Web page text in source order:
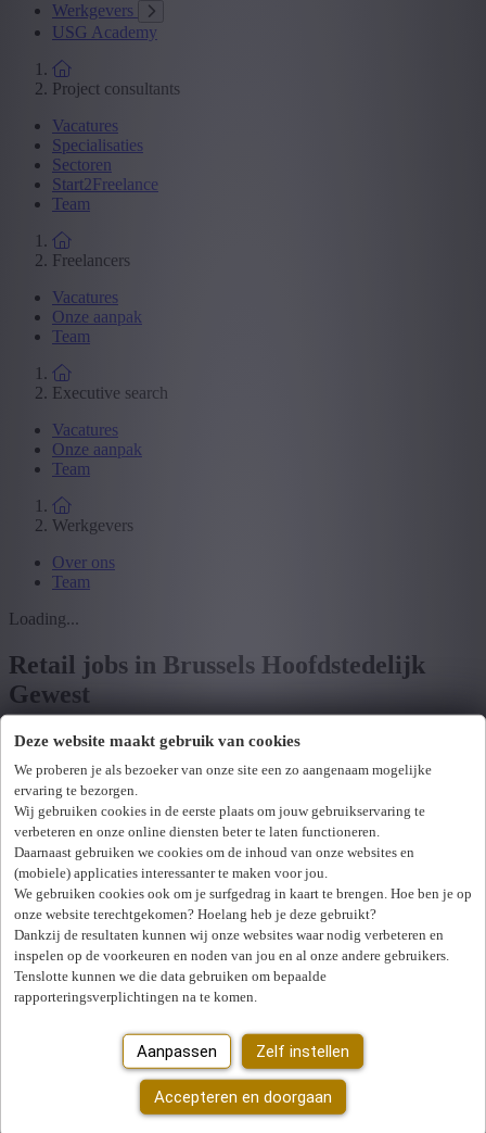
Deze website maakt gebruik van cookies
We proberen je als bezoeker van onze site een zo aangenaam mogelijke
ervaring te bezorgen.
Wij gebruiken cookies in de eerste plaats om jouw gebruikservaring te
verbeteren en onze online diensten beter te laten functioneren.
Daarnaast gebruiken we cookies om de inhoud van onze websites en
(mobiele) applicaties interessanter te maken voor jou.
We gebruiken cookies ook om je surfgedrag in kaart te brengen. Hoe ben je op
onze website terechtgekomen? Hoelang heb je deze gebruikt?
Dankzij de resultaten kunnen wij onze websites waar nodig verbeteren en
inspelen op de voorkeuren en noden van jou en al onze andere gebruikers.
Tenslotte kunnen we die data gebruiken om bepaalde
rapporteringsverplichtingen na te komen.
Aanpassen Zelf instellen
Accepteren en doorgaan
Werkgevers
USG Academy
Project consultants
Vacatures
Specialisaties
Sectoren
Start2Freelance
Team
Freelancers
Vacatures
Onze aanpak
Team
Executive search
Vacatures
Onze aanpak
Team
Werkgevers
Over ons
Team
Loading...
Retail jobs in Brussels Hoofdstedelijk
Gewest
Verfijn zoekresultaat
Zoek op functie, jobtitel, bedrijf,...
Postcode of gemeente
Jobtype
Wij hebben0 jobs voor jou gevonden. job voor jou
gevonden
U hebt geen toegang tot deze pagina of bent niet langer aangemeld.
Opnieuw aanmelden.
Er is een fout opgetreden. Gelieve later opnieuw te proberen.